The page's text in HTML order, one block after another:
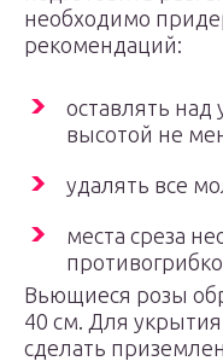
необходимо
рекомендаций:
оставлять
высотой не
удалять все
места среза
Вьющиеся розы
40 см. Для
сделать